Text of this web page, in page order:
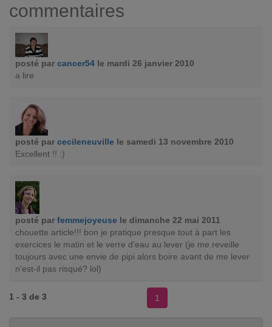
commentaires
posté par cancer54 le mardi 26 janvier 2010
a lire
posté par cecileneuville le samedi 13 novembre 2010
Excellent !! :)
posté par femmejoyeuse le dimanche 22 mai 2011
chouette article!!! bon je pratique presque tout à part les
exercices le matin et le verre d'eau au lever (je me reveille
toujours avec une envie de pipi alors boire avant de me lever
n'est-il pas risqué? lol)
1 - 3 de 3 1